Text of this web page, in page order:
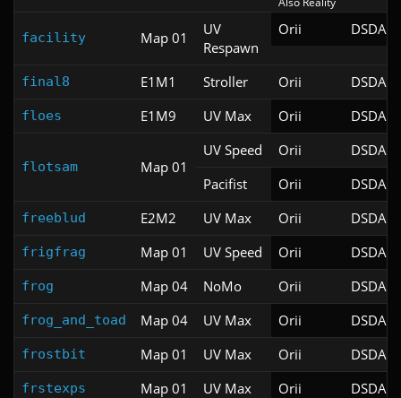
facility Map 01
UV
Respawn
Orii DSDA-
final8 E1M1 Stroller Orii DSDA-
floes E1M9 UV Max Orii DSDA-
flotsam Map 01
UV Speed Orii
DSDA-
Pacifist
Orii DSDA-
freeblud E2M2 UV Max Orii DSDA-
frigfrag Map 01 UV Speed Orii DSDA-
frog Map 04 NoMo Orii DSDA-
frog_and_toad Map 04 UV Max Orii DSDA-
frostbit Map 01 UV Max Orii DSDA-
frstexps Map 01 UV Max Orii DSDA-